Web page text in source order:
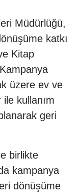
Müdürlüğü,
katkı
Kitap
üzere ev ve
kullanım
geri
birlikte
kampanya
dönüşüme